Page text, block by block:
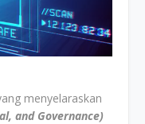
menyelaraskan
and Governance)